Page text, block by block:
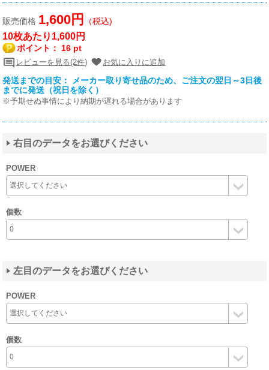
販売価格 1,600円 （税込)
10枚あたり1,600円
ポイント： 16 pt
レビューを見る(2件) お気に入りに追加
発送までの目安： メーカー取り寄せ品のため、ご注文の翌日～3日後
までに発送（祝日を除く）
※予期せぬ事情により納期が遅れる場合があります
右目のデータをお選びください
POWER
個数
左目のデータをお選びください
POWER
個数